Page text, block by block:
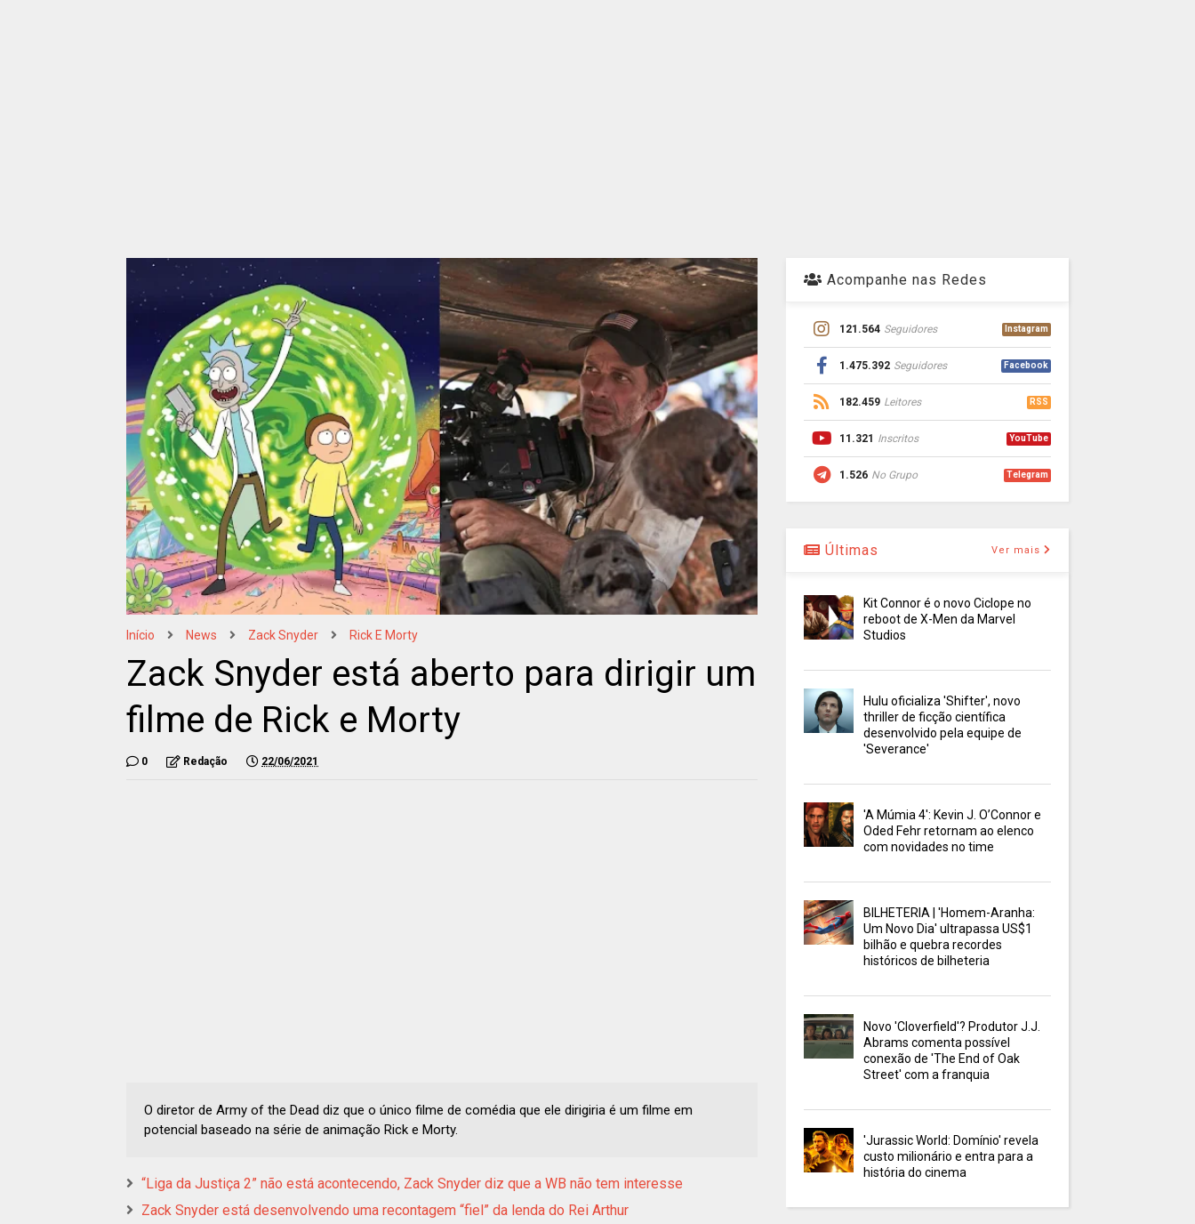
Início News Zack Snyder Rick E Morty
Zack Snyder está aberto para dirigir um
filme de Rick e Morty
0 Redação 22/06/2021
O diretor de Army of the Dead diz que o único filme de comédia que ele dirigiria é um filme em
potencial baseado na série de animação Rick e Morty.
“Liga da Justiça 2” não está acontecendo, Zack Snyder diz que a WB não tem interesse
Zack Snyder está desenvolvendo uma recontagem “fiel” da lenda do Rei Arthur
Acompanhe nas Redes
121.564 Seguidores Instagram
1.475.392 Seguidores Facebook
182.459 Leitores RSS
11.321 Inscritos YouTube
1.526 No Grupo Telegram
Últimas Ver mais
Kit Connor é o novo Ciclope no
reboot de X-Men da Marvel
Studios
Hulu oficializa 'Shifter', novo
thriller de ficção científica
desenvolvido pela equipe de
'Severance'
'A Múmia 4': Kevin J. O’Connor e
Oded Fehr retornam ao elenco
com novidades no time
BILHETERIA | 'Homem-Aranha:
Um Novo Dia' ultrapassa US$1
bilhão e quebra recordes
históricos de bilheteria
Novo 'Cloverfield'? Produtor J.J.
Abrams comenta possível
conexão de 'The End of Oak
Street' com a franquia
'Jurassic World: Domínio' revela
custo milionário e entra para a
história do cinema